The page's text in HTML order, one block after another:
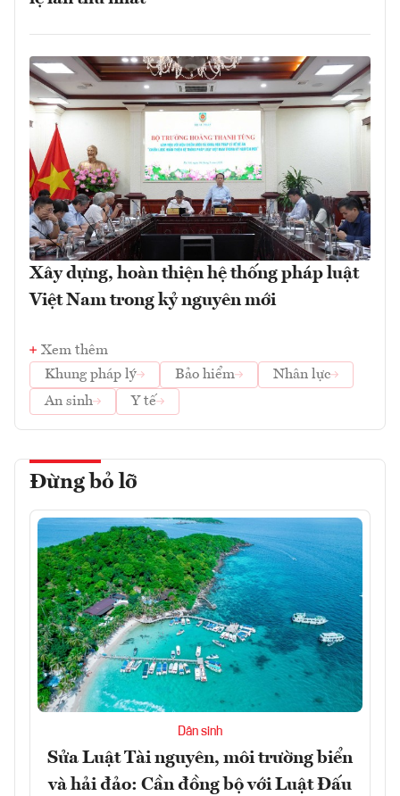
Xây dựng, hoàn thiện hệ thống pháp luật
Việt Nam trong kỷ nguyên mới
Xem thêm
Khung pháp lý
Bảo hiểm
Nhân lực
An sinh
Y tế
Đừng bỏ lỡ
Dân sinh
Sửa Luật Tài nguyên, môi trường biển
và hải đảo: Cần đồng bộ với Luật Đấu